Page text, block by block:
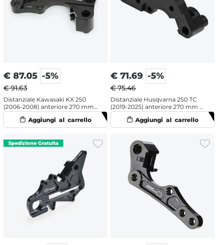
€ 87.05 -5%
€ 91.63
Distanziale Kawasaki KX 250
(2006-2008) anteriore 270 mm -
Moto Master
€ 71.69 -5%
€ 75.46
Distanziale Husqvarna 250 TC
(2019-2025) anteriore 270 mm -
Galfer